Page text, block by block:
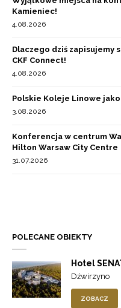
Kamieniec!
4.08.2026
Dlaczego dziś zapisujemy
CKF Connect!
4.08.2026
Polskie Koleje Linowe
3.08.2026
Konferencja w centrum
Hilton Warsaw City Centre
31.07.2026
POLECANE OBIEKTY
Hotel
Dźwirzyno
ZOBACZ